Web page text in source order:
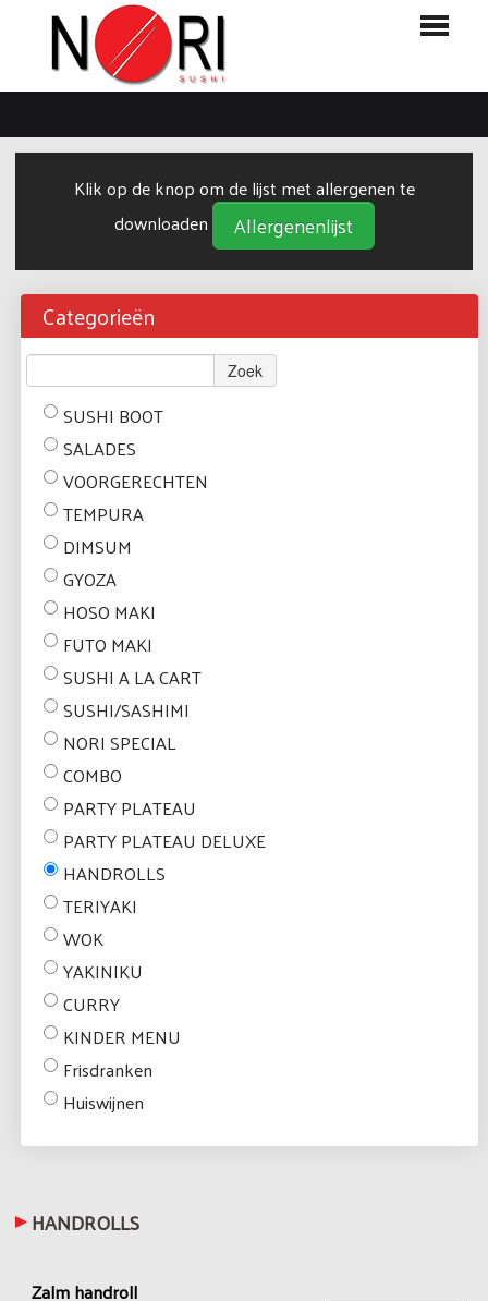
Klik op de knop om de lijst met allergenen te
downloaden
Allergenenlijst
Categorieën
Zoek
SUSHI BOOT
SALADES
VOORGERECHTEN
TEMPURA
DIMSUM
GYOZA
HOSO MAKI
FUTO MAKI
SUSHI A LA CART
SUSHI/SASHIMI
NORI SPECIAL
COMBO
PARTY PLATEAU
PARTY PLATEAU DELUXE
HANDROLLS
TERIYAKI
WOK
YAKINIKU
CURRY
KINDER MENU
Frisdranken
Huiswijnen
HANDROLLS
Zalm handroll